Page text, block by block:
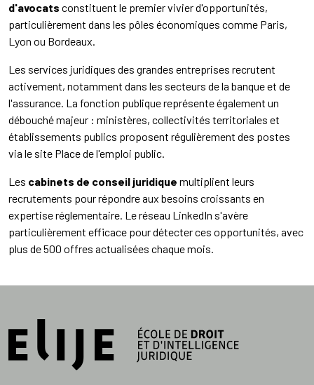
d'avocats constituent le premier vivier d'opportunités,
particulièrement dans les pôles économiques comme Paris,
Lyon ou Bordeaux.
Les services juridiques des grandes entreprises recrutent
activement, notamment dans les secteurs de la banque et de
l'assurance. La fonction publique représente également un
débouché majeur : ministères, collectivités territoriales et
établissements publics proposent régulièrement des postes
via le site Place de l'emploi public.
Les cabinets de conseil juridique multiplient leurs
recrutements pour répondre aux besoins croissants en
expertise réglementaire. Le réseau LinkedIn s'avère
particulièrement efficace pour détecter ces opportunités, avec
plus de 500 offres actualisées chaque mois.